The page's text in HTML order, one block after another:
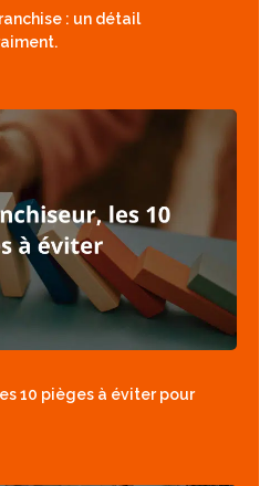
: un détail
10 pièges à éviter pour